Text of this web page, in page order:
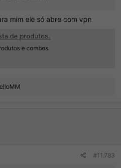
mim ele só abre com vpn
de produtos.
e combos.
#11.783